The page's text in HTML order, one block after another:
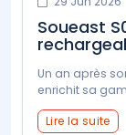
Soueast
Un an après
enrichit sa
Lire la suite